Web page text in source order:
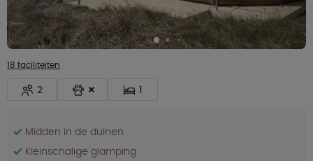
18 faciliteiten
2 1
Midden in de duinen
Kleinschalige glamping